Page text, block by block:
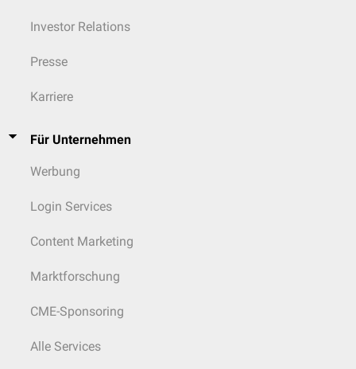
Investor Relations
Presse
Karriere
Für Unternehmen
Werbung
Login Services
Content Marketing
Marktforschung
CME-Sponsoring
Alle Services